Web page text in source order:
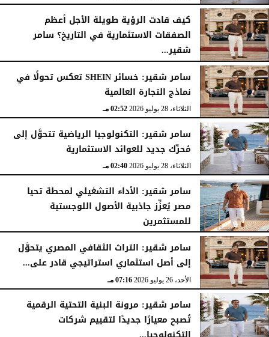
كيف قادت الرؤية طويلة الأجل أعظم
الصفقات الاستثمارية في التاريخ؟ سامر
شقير...
الثلاثاء، 28 يوليو 2026 03:49 مـ
سامر شقير: خسائر SHEIN تعكس تحولًا في
نماذج التجارة العالمية
الثلاثاء، 28 يوليو 2026 02:52 مـ
سامر شقير: التكنولوجيا الرياضية تتحوَّل إلى
مُحرِّك جديد للعوائد الاستثمارية
الثلاثاء، 28 يوليو 2026 02:40 مـ
سامر شقير: الأداء التشغيلي لمحطة تحيا
مصر يُعزِّز جاذبية الأصول اللوجستية
للمستثمرين
الأحد، 26 يوليو 2026 07:27 مـ
سامر شقير: التراث الثقافي المصري يتحوَّل
إلى أصل استثماري استراتيجي قادر على...
الأحد، 26 يوليو 2026 07:16 مـ
سامر شقير: مرونة البنية التحتية الرقمية
تُصبح معيارًا جديدًا لتقييم شركات